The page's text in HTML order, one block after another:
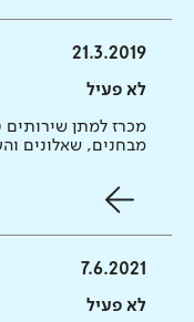
21.3.2019
לא פעיל
מכרז למתן שירותים
מבחנים, שאלונים
7.6.2021
לא פעיל